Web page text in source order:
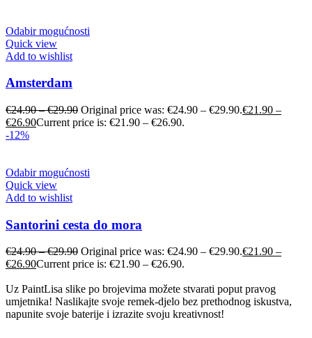
Odabir mogućnosti
Quick view
Add to wishlist
Amsterdam
€24.90–€29.90 Original price was: €24.90 – €29.90.€21.90 –
€26.90Current price is: €21.90 – €26.90.
-12%
Odabir mogućnosti
Quick view
Add to wishlist
Santorini cesta do mora
€24.90–€29.90 Original price was: €24.90 – €29.90.€21.90 –
€26.90Current price is: €21.90 – €26.90.
Uz PaintLisa slike po brojevima možete stvarati poput pravog
umjetnika! Naslikajte svoje remek-djelo bez prethodnog iskustva,
napunite svoje baterije i izrazite svoju kreativnost!